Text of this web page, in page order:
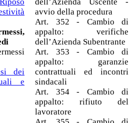
dei
e
avvio della procedura
Art. 352 - Cambio di
appalto: verifiche
dell’Azienda Subentrante
Art. 353 - Cambio di
appalto: garanzie
contrattuali ed incontri
sindacali
Art. 354 - Cambio di
appalto: rifiuto del
lavoratore